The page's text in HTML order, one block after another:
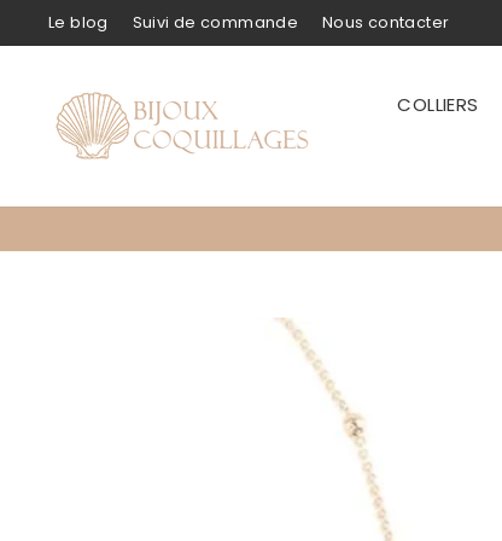
PasserLe blog Suivi de commande Nous contacter
COLLIERS